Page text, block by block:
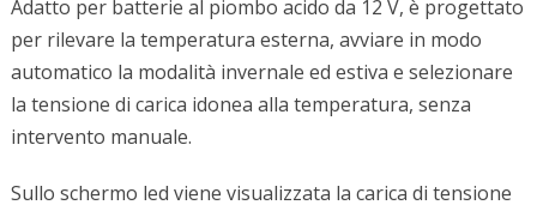
Adatto per batterie al piombo acido da 12 V, è progettato
per rilevare la temperatura esterna, avviare in modo
automatico la modalità invernale ed estiva e selezionare
la tensione di carica idonea alla temperatura, senza
intervento manuale.
Sullo schermo led viene visualizzata la carica di tensione